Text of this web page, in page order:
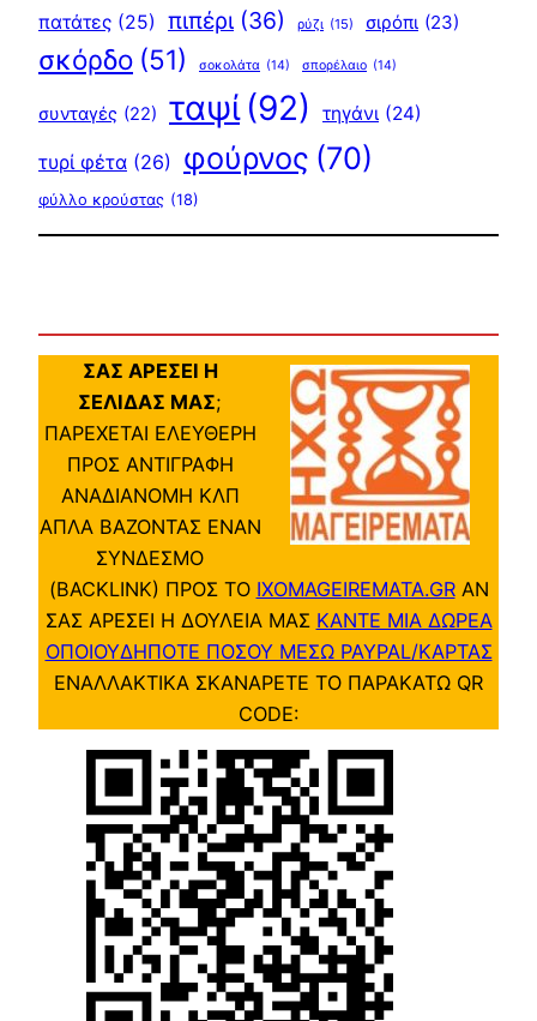
πατάτες (25) πιπέρι (36) ρύζι (15) σιρόπι (23)
σκόρδο (51) σοκολάτα (14) σπορέλαιο (14)
συνταγές (22) ταψί (92) τηγάνι (24)
τυρί φέτα (26) φούρνος (70)
φύλλο κρούστας (18)
ΣΑΣ ΑΡΕΣΕΙ Η
ΣΕΛΙΔΑΣ ΜΑΣ;
ΠΑΡΕΧΕΤΑΙ ΕΛΕΥΘΕΡΗ
ΠΡΟΣ ΑΝΤΙΓΡΑΦΗ
ΑΝΑΔΙΑΝΟΜΗ ΚΛΠ
ΑΠΛΑ ΒΑΖΟΝΤΑΣ ΕΝΑΝ
ΣΥΝΔΕΣΜΟ
(BACKLINK) ΠΡΟΣ ΤΟ IXOMAGEIREMATA.GRΑΝ
ΣΑΣ ΑΡΕΣΕΙ Η ΔΟΥΛΕΙΑ ΜΑΣ ΚΑΝΤΕ ΜΙΑ ΔΩΡΕΑ
ΟΠΟΙΟΥΔΗΠΟΤΕ ΠΟΣΟΥ ΜΕΣΩ PAYPAL/ΚΑΡΤΑΣ
ΕΝΑΛΛΑΚΤΙΚΑ ΣΚΑΝΑΡΕΤΕ ΤΟ ΠΑΡΑΚΑΤΩ QR
CODE: